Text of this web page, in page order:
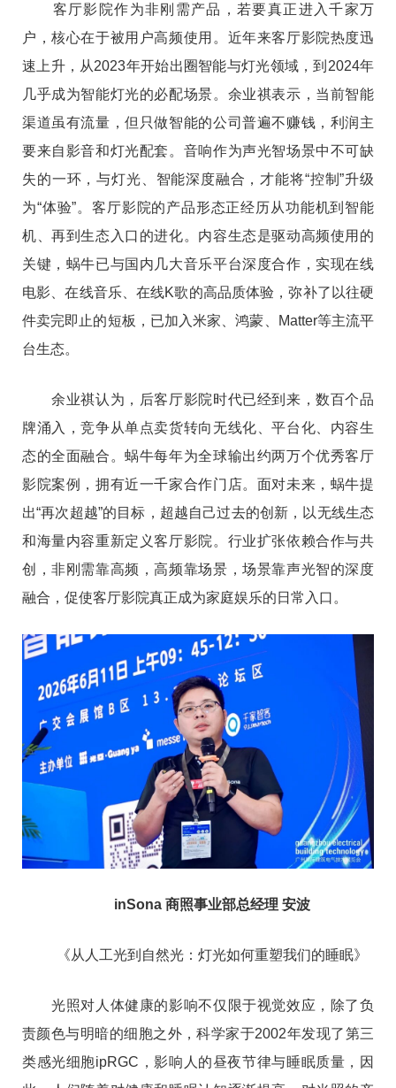
客厅影院作为非刚需产品，若要真正进入千家万
户，核心在于被用户高频使用。近年来客厅影院热度迅
速上升，从2023年开始出圈智能与灯光领域，到2024年
几乎成为智能灯光的必配场景。余业祺表示，当前智能
渠道虽有流量，但只做智能的公司普遍不赚钱，利润主
要来自影音和灯光配套。音响作为声光智场景中不可缺
失的一环，与灯光、智能深度融合，才能将“控制”升级
为“体验”。客厅影院的产品形态正经历从功能机到智能
机、再到生态入口的进化。内容生态是驱动高频使用的
关键，蜗牛已与国内几大音乐平台深度合作，实现在线
电影、在线音乐、在线K歌的高品质体验，弥补了以往硬
件卖完即止的短板，已加入米家、鸿蒙、Matter等主流平
台生态。
余业祺认为，后客厅影院时代已经到来，数百个品
牌涌入，竞争从单点卖货转向无线化、平台化、内容生
态的全面融合。蜗牛每年为全球输出约两万个优秀客厅
影院案例，拥有近一千家合作门店。面对未来，蜗牛提
出“再次超越”的目标，超越自己过去的创新，以无线生态
和海量内容重新定义客厅影院。行业扩张依赖合作与共
创，非刚需靠高频，高频靠场景，场景靠声光智的深度
融合，促使客厅影院真正成为家庭娱乐的日常入口。
inSona 商照事业部总经理 安波
《从人工光到自然光：灯光如何重塑我们的睡眠》
光照对人体健康的影响不仅限于视觉效应，除了负
责颜色与明暗的细胞之外，科学家于2002年发现了第三
类感光细胞ipRGC，影响人的昼夜节律与睡眠质量，因